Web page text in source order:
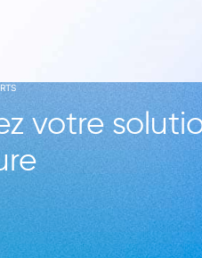
votre